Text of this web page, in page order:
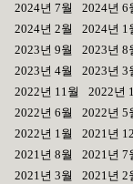
2024년 7월
2024년 6
2024년 2월
2024년 1
2023년 9월
2023년 8
2023년 4월
2023년 3
2022년 11월
2022년
2022년 6월
2022년 5
2022년 1월
2021년
2021년 8월
2021년 7
2021년 3월
2021년 2